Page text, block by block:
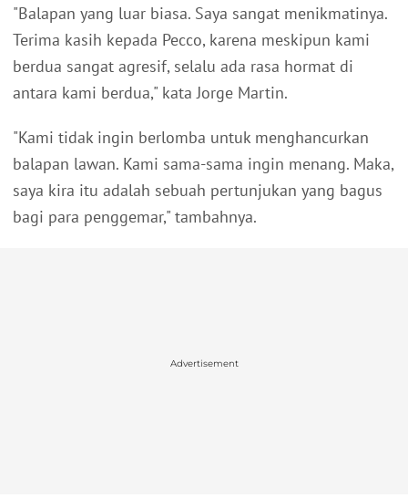
"Balapan yang luar biasa. Saya sangat menikmatinya.
Terima kasih kepada Pecco, karena meskipun kami
berdua sangat agresif, selalu ada rasa hormat di
antara kami berdua," kata Jorge Martin.
"Kami tidak ingin berlomba untuk menghancurkan
balapan lawan. Kami sama-sama ingin menang. Maka,
saya kira itu adalah sebuah pertunjukan yang bagus
bagi para penggemar," tambahnya.
Advertisement